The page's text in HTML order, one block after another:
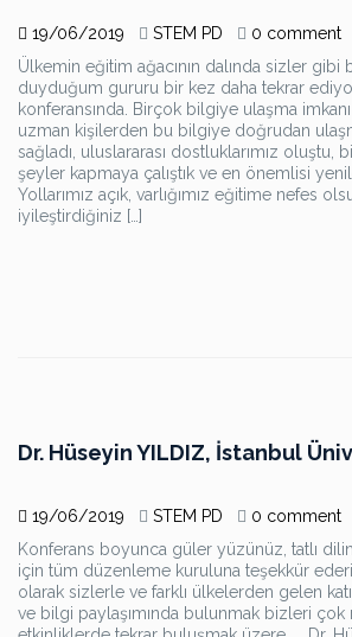
19/06/2019 STEM PD
0 comment
Ülkemin eğitim ağacının dalında sizler gibi
duyduğum gururu bir kez daha tekrar
konferansında. Birçok bilgiye ulaşma imkanı
uzman kişilerden bu bilgiye doğrudan
sağladı, uluslararası dostluklarımız oluştu,
şeyler kapmaya çalıştık ve en önemlisi
Yollarımız açık, varlığımız eğitime nefes
iyileştirdiğiniz […]
Dr. Hüseyin YILDIZ, İstanbul
19/06/2019 STEM PD
0 comment
Konferans boyunca güler yüzünüz, tatlı
için tüm düzenleme kuruluna teşekkür
olarak sizlerle ve farklı ülkelerden gelen
ve bilgi paylaşımında bulunmak bizleri çok